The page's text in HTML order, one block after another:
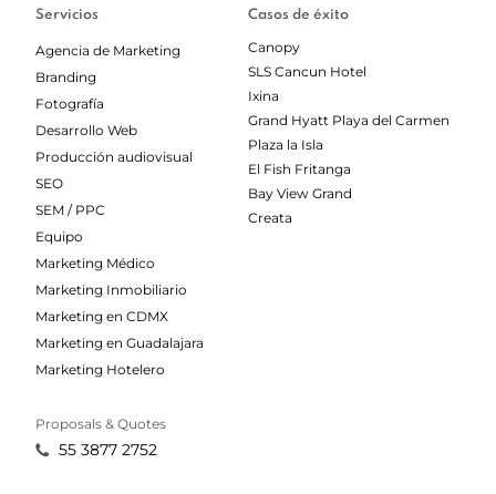
Servicios
Agencia de Marketing
Branding
Fotografía
Desarrollo Web
Producción audiovisual
SEO
SEM / PPC
Equipo
Marketing Médico
Marketing Inmobiliario
Marketing en CDMX
Marketing en Guadalajara
Marketing Hotelero
Proposals & Quotes
55 3877 2752
Casos de éxito
Canopy
SLS Cancun Hotel
Ixina
Grand Hyatt Playa del Carmen
Plaza la Isla
El Fish Fritanga
Bay View Grand
Creata